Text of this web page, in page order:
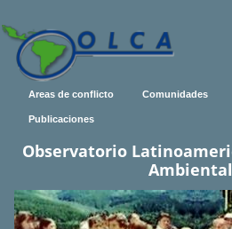
Areas de conflicto Comunidades
Publicaciones
Observatorio